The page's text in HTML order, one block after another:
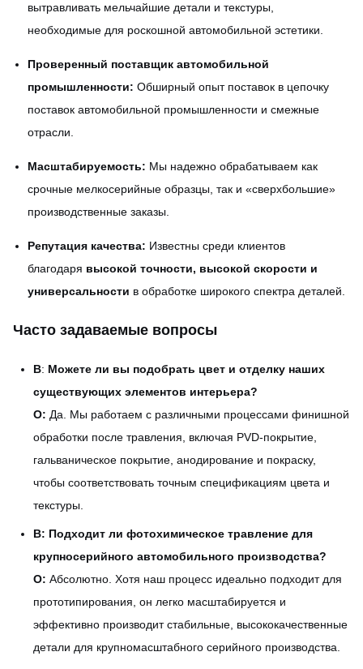
вытравливать мельчайшие детали и текстуры,
необходимые для роскошной автомобильной эстетики.
Проверенный поставщик автомобильной
промышленности: Обширный опыт поставок в цепочку
поставок автомобильной промышленности и смежные
отрасли.
Масштабируемость: Мы надежно обрабатываем как
срочные мелкосерийные образцы, так и «сверхбольшие»
производственные заказы.
Репутация качества: Известны среди клиентов
благодаря высокой точности, высокой скорости и
универсальности в обработке широкого спектра деталей.
Часто задаваемые вопросы
В: Можете ли вы подобрать цвет и отделку наших
существующих элементов интерьера?
О: Да. Мы работаем с различными процессами финишной
обработки после травления, включая PVD-покрытие,
гальваническое покрытие, анодирование и покраску,
чтобы соответствовать точным спецификациям цвета и
текстуры.
В: Подходит ли фотохимическое травление для
крупносерийного автомобильного производства?
О: Абсолютно. Хотя наш процесс идеально подходит для
прототипирования, он легко масштабируется и
эффективно производит стабильные, высококачественные
детали для крупномасштабного серийного производства.